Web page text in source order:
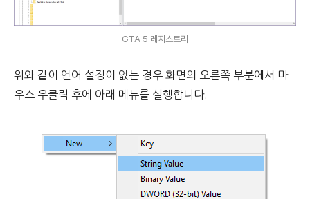
GTA 5 레지스트리
위와 같이 언어 설정이 없는 경우 화면의 오른쪽 부분에서 마
우스 우클릭 후에 아래 메뉴를 실행합니다.